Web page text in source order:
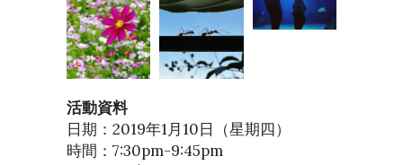
活動資料
日期：2019年1月10日（星期四）
時間：7:30pm-9:45pm